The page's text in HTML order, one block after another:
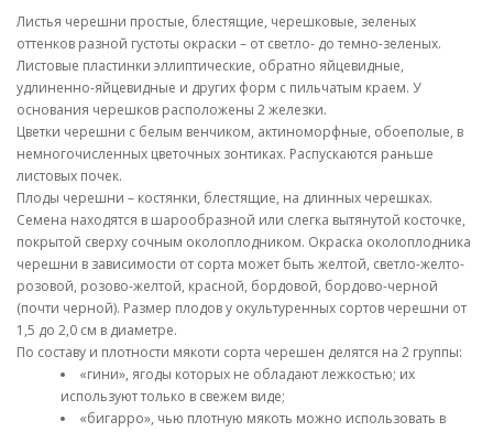
Листья черешни простые, блестящие, черешковые, зеленых
оттенков разной густоты окраски – от светло- до темно-зеленых.
Листовые пластинки эллиптические, обратно яйцевидные,
удлиненно-яйцевидные и других форм с пильчатым краем. У
основания черешков расположены 2 железки.
Цветки черешни с белым венчиком, актиноморфные, обоеполые, в
немногочисленных цветочных зонтиках. Распускаются раньше
листовых почек.
Плоды черешни – костянки, блестящие, на длинных черешках.
Семена находятся в шарообразной или слегка вытянутой косточке,
покрытой сверху сочным околоплодником. Окраска околоплодника
черешни в зависимости от сорта может быть желтой, светло-желто-
розовой, розово-желтой, красной, бордовой, бордово-черной
(почти черной). Размер плодов у окультуренных сортов черешни от
1,5 до 2,0 см в диаметре.
По составу и плотности мякоти сорта черешен делятся на 2 группы:
«гини», ягоды которых не обладают лежкостью; их
используют только в свежем виде;
«бигарро», чью плотную мякоть можно использовать в